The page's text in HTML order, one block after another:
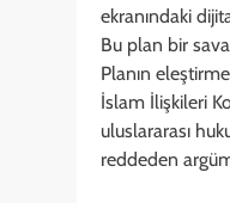
ekranındaki
Bu plan bir
Planın
İslam İlişkileri
uluslararası
reddeden